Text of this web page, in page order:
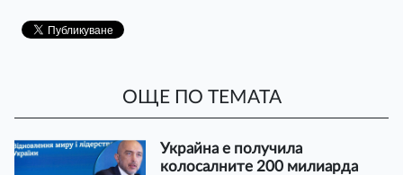
ОЩЕ ПО ТЕМАТА
Украйна е получила
колосалните 200 милиарда